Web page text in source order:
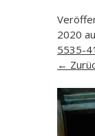
2020
5535-
←